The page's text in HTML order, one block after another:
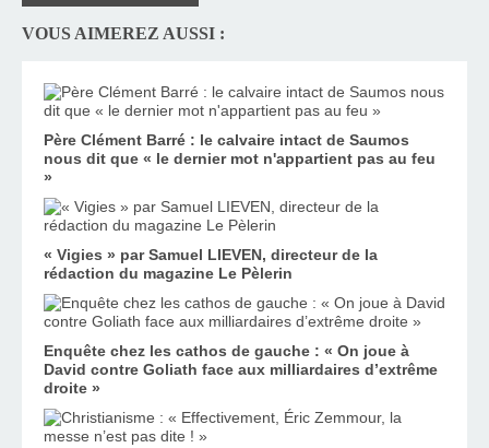
VOUS AIMEREZ AUSSI :
Père Clément Barré : le calvaire intact de Saumos
nous dit que « le dernier mot n'appartient pas au feu
»
« Vigies » par Samuel LIEVEN, directeur de la
rédaction du magazine Le Pèlerin
Enquête chez les cathos de gauche : « On joue à
David contre Goliath face aux milliardaires d’extrême
droite »